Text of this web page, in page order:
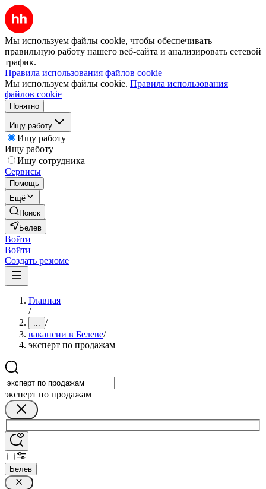
Мы используем файлы cookie, чтобы обеспечивать
правильную работу нашего веб-сайта и анализировать сетевой
трафик.
Правила использования файлов cookie
Мы используем файлы cookie. Правила использования
файлов cookie
Понятно
Ищу работу
Ищу работу
Ищу работу
Ищу сотрудника
Сервисы
Помощь
Ещё
Поиск
Белев
Войти
Войти
Создать резюме
Главная
/
... /
вакансии в Белеве/
эксперт по продажам
эксперт по продажам
Белев